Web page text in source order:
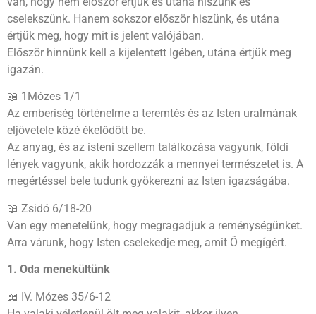
cselekszünk. Hanem sokszor először hiszünk, és utána
értjük meg, hogy mit is jelent valójában.
Először hinnünk kell a kijelentett Igében, utána értjük meg
igazán.
📖 1Mózes 1/1
Az emberiség történelme a teremtés és az Isten uralmának
eljövetele közé ékelődött be.
Az anyag, és az isteni szellem találkozása vagyunk, földi
lények vagyunk, akik hordozzák a mennyei természetet is. A
megértéssel bele tudunk gyökerezni az Isten igazságába.
📖 Zsidó 6/18-20
Van egy menetelünk, hogy megragadjuk a reménységünket.
Arra várunk, hogy Isten cselekedje meg, amit Ő megígért.
1. Oda menekültünk
📖 IV. Mózes 35/6-12